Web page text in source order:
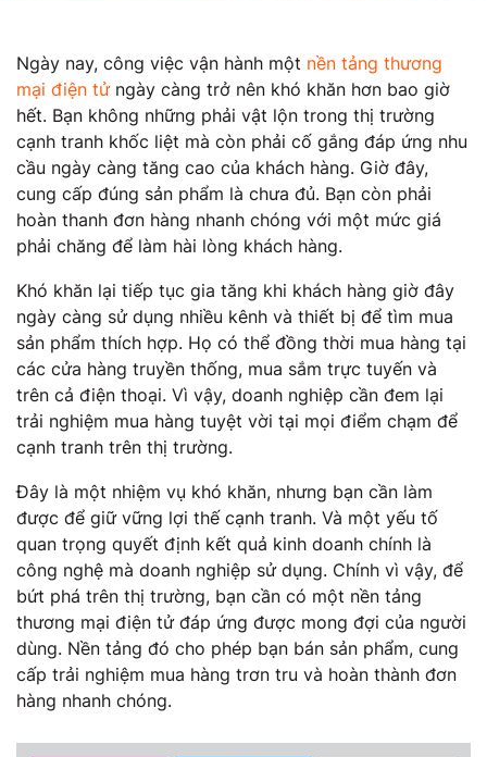
Ngày nay, công việc vận hành một nền tảng thương
mại điện tửngày càng trở nên khó khăn hơn bao giờ
hết. Bạn không những phải vật lộn trong thị trường
cạnh tranh khốc liệt mà còn phải cố gắng đáp ứng nhu
cầu ngày càng tăng cao của khách hàng. Giờ đây,
cung cấp đúng sản phẩm là chưa đủ. Bạn còn phải
hoàn thanh đơn hàng nhanh chóng với một mức giá
phải chăng để làm hài lòng khách hàng.
Khó khăn lại tiếp tục gia tăng khi khách hàng giờ đây
ngày càng sử dụng nhiều kênh và thiết bị để tìm mua
sản phẩm thích hợp. Họ có thể đồng thời mua hàng tại
các cửa hàng truyền thống, mua sắm trực tuyến và
trên cả điện thoại. Vì vậy, doanh nghiệp cần đem lại
trải nghiệm mua hàng tuyệt vời tại mọi điểm chạm để
cạnh tranh trên thị trường.
Đây là một nhiệm vụ khó khăn, nhưng bạn cần làm
được để giữ vững lợi thế cạnh tranh. Và một yếu tố
quan trọng quyết định kết quả kinh doanh chính là
công nghệ mà doanh nghiệp sử dụng. Chính vì vậy, để
bứt phá trên thị trường, bạn cần có một nền tảng
thương mại điện tử đáp ứng được mong đợi của người
dùng. Nền tảng đó cho phép bạn bán sản phẩm, cung
cấp trải nghiệm mua hàng trơn tru và hoàn thành đơn
hàng nhanh chóng.